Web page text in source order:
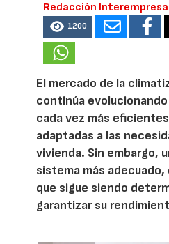
Redacción
1200
El mercado de la
continúa
cada vez más
adaptadas a las
vivienda. Sin embargo,
sistema más
que sigue siendo
garantizar su